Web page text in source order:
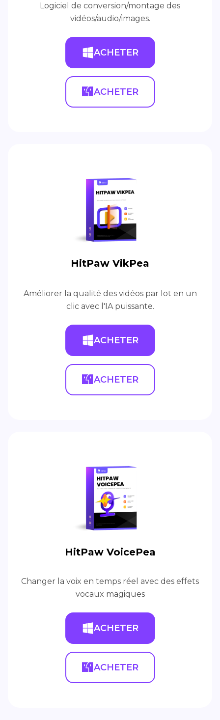
Logiciel de conversion/montage des
vidéos/audio/images.
ACHETER
ACHETER
HitPaw VikPea
Améliorer la qualité des vidéos par lot en un
clic avec l'IA puissante.
ACHETER
ACHETER
HitPaw VoicePea
Changer la voix en temps réel avec des effets
vocaux magiques
ACHETER
ACHETER